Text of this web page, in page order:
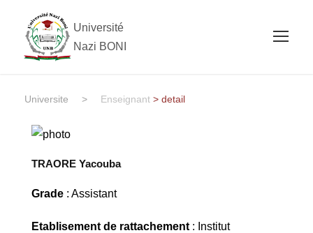
Université
Nazi BONI
Universite > Enseignant > detail
TRAORE Yacouba
Grade: Assistant
Etablisement de rattachement: Institut